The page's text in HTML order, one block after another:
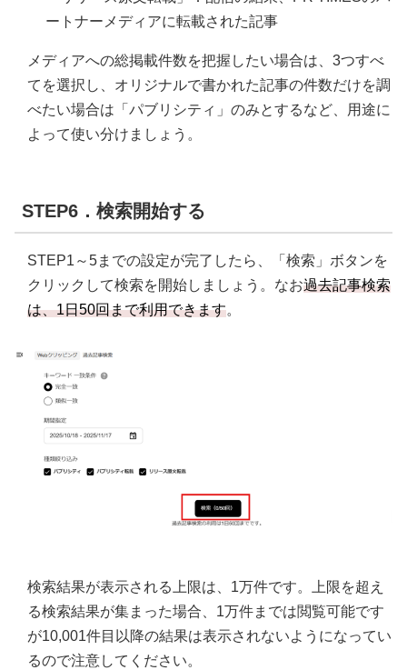
ートナーメディアに転載された記事
メディアへの総掲載件数を把握したい場合は、3つすべ
てを選択し、オリジナルで書かれた記事の件数だけを調
べたい場合は「パブリシティ」のみとするなど、用途に
よって使い分けましょう。
STEP6．検索開始する
STEP1～5までの設定が完了したら、「検索」ボタンを
クリックして検索を開始しましょう。なお過去記事検索
は、1日50回まで利用できます。
検索結果が表示される上限は、1万件です。上限を超え
る検索結果が集まった場合、1万件までは閲覧可能です
が10,001件目以降の結果は表示されないようになってい
るので注意してください。